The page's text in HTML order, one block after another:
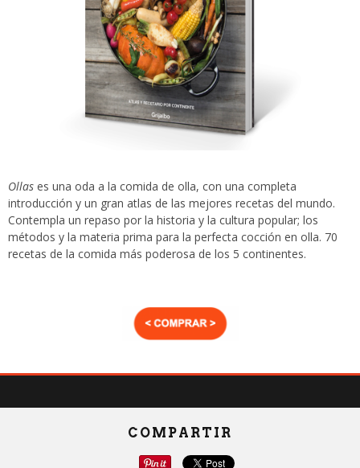
Ollas es una oda a la comida de olla, con una completa
introducción y un gran atlas de las mejores recetas del mundo.
Contempla un repaso por la historia y la cultura popular; los
métodos y la materia prima para la perfecta cocción en olla. 70
recetas de la comida más poderosa de los 5 continentes.
COMPARTIR